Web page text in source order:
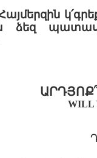
ձեզ
WILL